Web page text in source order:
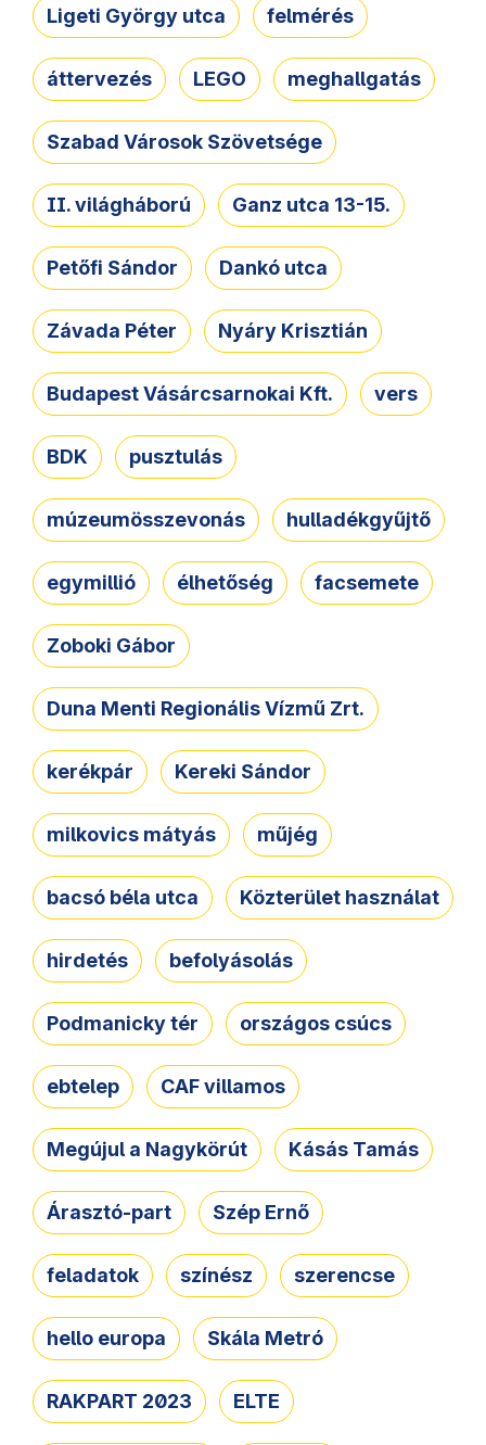
Ligeti György utca felmérés
áttervezés LEGO meghallgatás
Szabad Városok Szövetsége
II. világháború Ganz utca 13-15.
Petőfi Sándor Dankó utca
Závada Péter Nyáry Krisztián
Budapest Vásárcsarnokai Kft. vers
BDK pusztulás
múzeumösszevonás hulladékgyűjtő
egymillió élhetőség facsemete
Zoboki Gábor
Duna Menti Regionális Vízmű Zrt.
kerékpár Kereki Sándor
milkovics mátyás műjég
bacsó béla utca Közterület használat
hirdetés befolyásolás
Podmanicky tér országos csúcs
ebtelep CAF villamos
Megújul a Nagykörút Kásás Tamás
Árasztó-part Szép Ernő
feladatok színész szerencse
hello europa Skála Metró
RAKPART 2023 ELTE